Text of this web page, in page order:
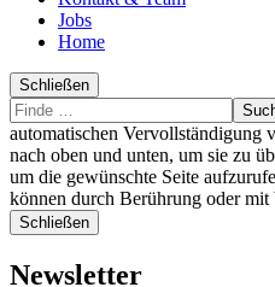
Jobs
Home
Schließen
Suche
Finde
…
automatischen Vervollständigung
nach oben und unten, um sie zu
um die gewünschte Seite
können durch Berührung oder mit
Schließen
Newsletter